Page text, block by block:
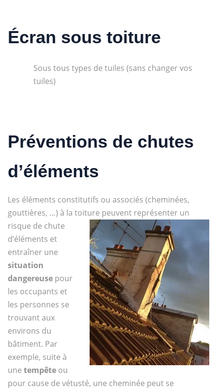
Écran sous toiture
Sous tous types de tuiles (sans changer vos
tuiles)
Préventions de chutes
d’éléments
Les éléments constitutifs ou associés (cheminées,
gouttières, …) à la toiture peuvent représenter un
risque de chute
d’éléments et
entraîner une
situation
dangereuse pour
les occupants et
les personnes se
trouvant aux
environs du
bâtiment. Par
exemple, suite à
une tempêteou
pour cause de vétusté, une cheminée peut se